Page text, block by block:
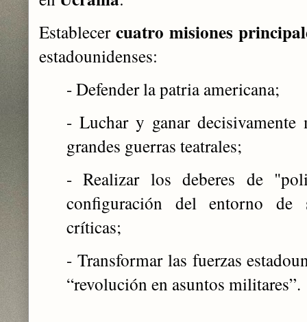
Establecercuatro misiones
estadounidenses:
- Defender la patria americana;
- Luchar y ganar
grandes guerras teatrales;
- Realizar los deberes de
configuración del entorno de
críticas;
- Transformar las fuerzas
“revolución en asuntos militares”.